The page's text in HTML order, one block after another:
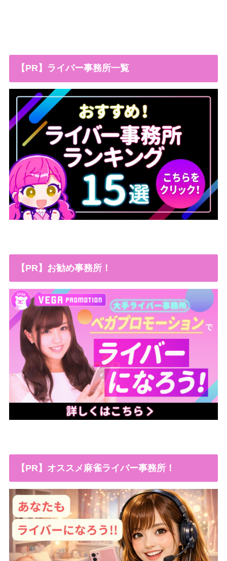
【PR】ライバー事務所一覧
【PR】お勧め事務所！
【PR】オススメ麻雀ライバー事務所！